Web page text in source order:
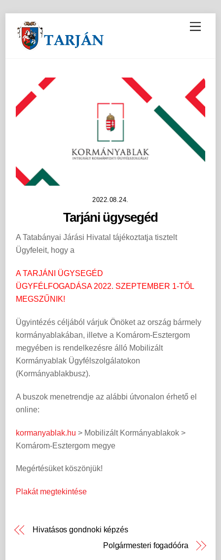
M
e
2022.08.24.
Tarjáni ügysegéd
A Tatabányai Járási Hivatal tájékoztatja tisztelt
Ügyfeleit, hogy a
A TARJÁNI ÜGYSEGÉD
ÜGYFÉLFOGADÁSA 2022. SZEPTEMBER 1-TŐL
MEGSZŰNIK!
Ügyintézés céljából várjuk Önöket az ország bármely
kormányablakában, illetve a Komárom-Esztergom
megyében is rendelkezésre álló Mobilizált
Kormányablak Ügyfélszolgálatokon
(Kormányablakbusz).
A buszok menetrendje az alábbi útvonalon érhető el
online:
kormanyablak.hu > Mobilizált Kormányablakok >
Komárom-Esztergom megye
Megértésüket köszönjük!
Plakát megtekintése
Hivatásos gondnoki képzés
Polgármesteri fogadóóra